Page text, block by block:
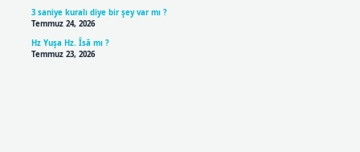
3 saniye kuralı diye bir şey var mı ?
Temmuz 24, 2026
Hz Yuşa Hz. Îsâ mı ?
Temmuz 23, 2026